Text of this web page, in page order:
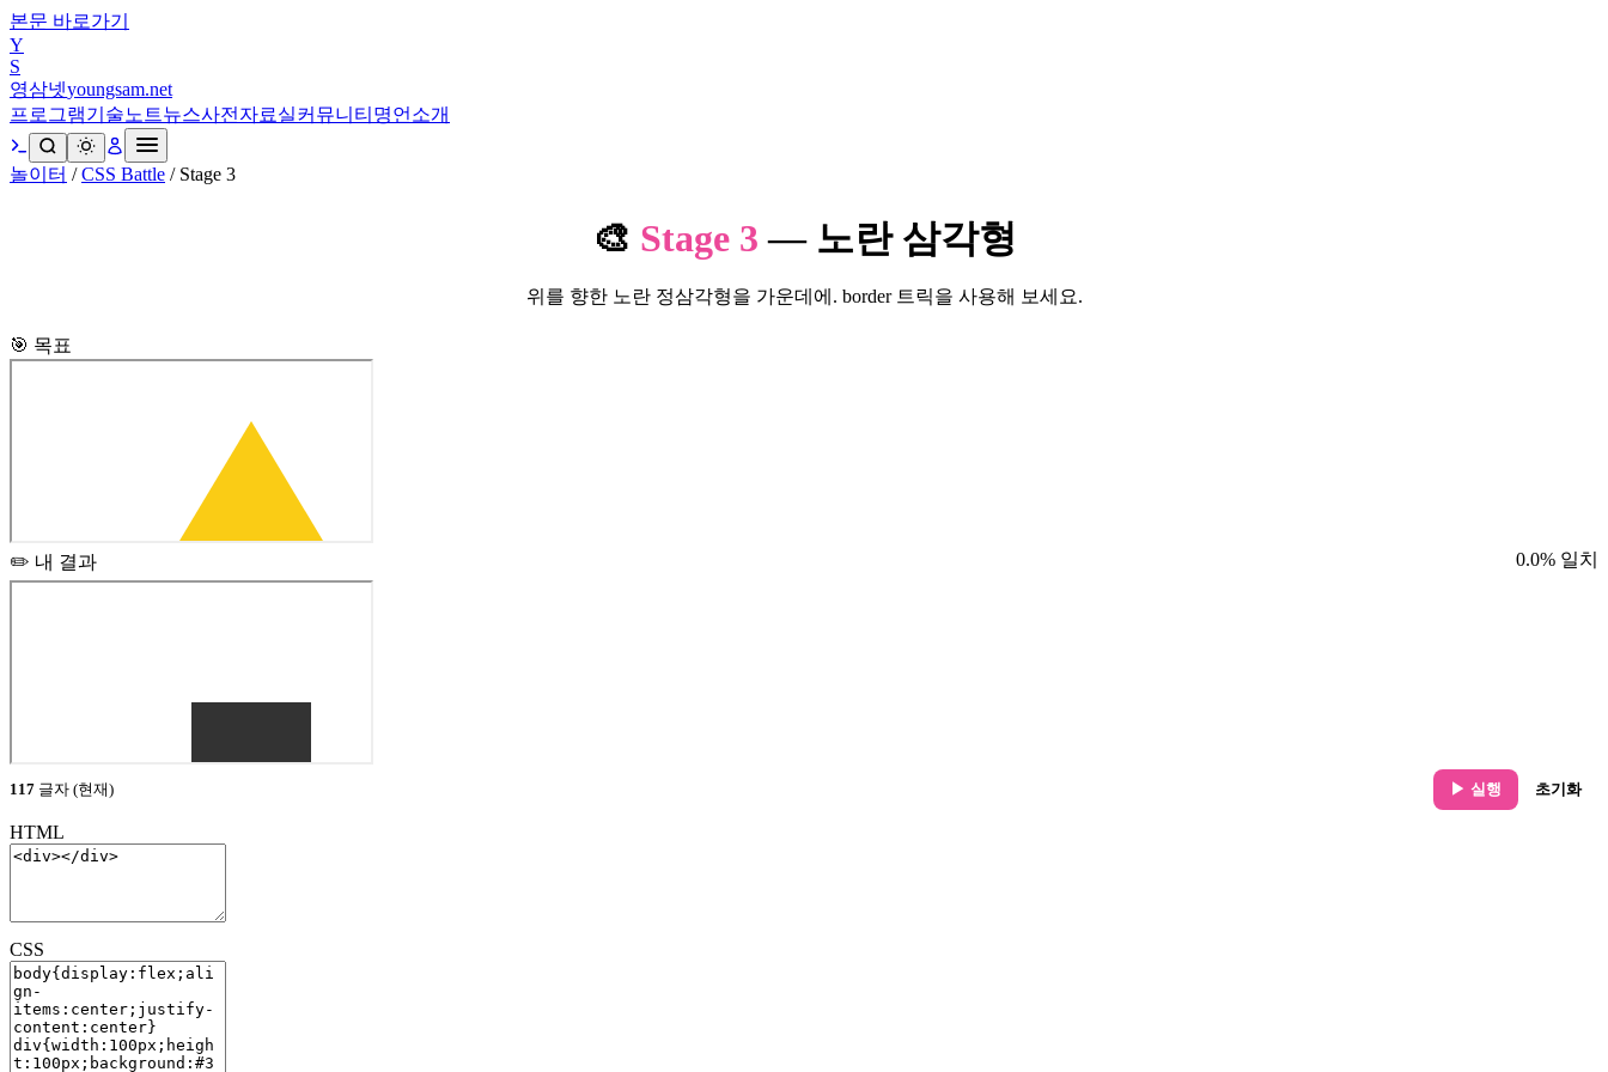
본문 바로가기
Y
S
영삼넷youngsam.net
프로그램기술노트뉴스사전 자료실커뮤니티 명언 소개
놀이터 /CSS Battle / Stage 3
🎨 Stage 3 — 노란 삼각형
위를 향한 노란 정삼각형을 가운데에. border 트릭을 사용해 보세요.
🎯 목표
✏️ 내 결과 0.0% 일치
117 글자 (현재) ▶ 실행 초기화
HTML
CSS